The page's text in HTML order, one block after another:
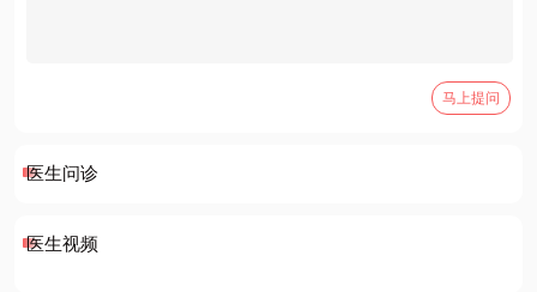
马上提问
医生问诊
医生视频